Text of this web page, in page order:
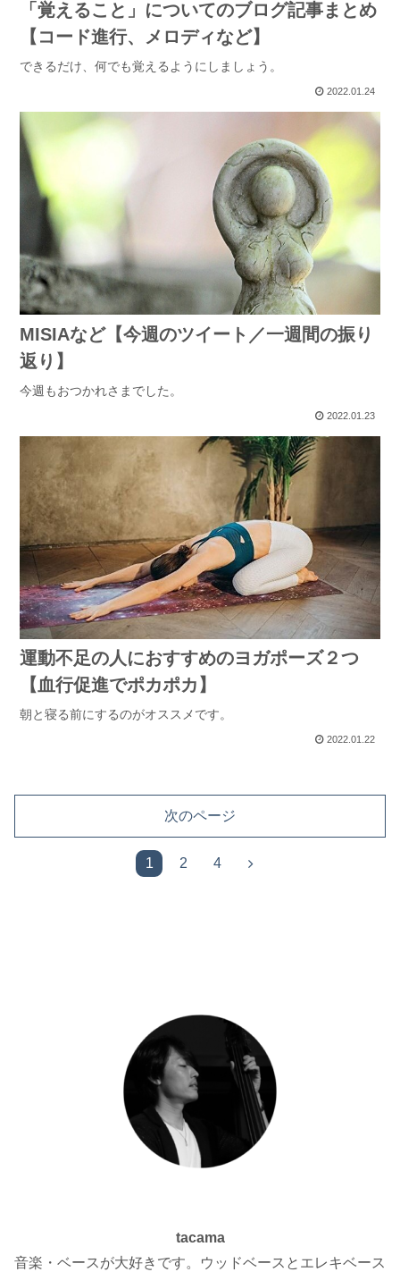
「覚えること」についてのブログ記事まとめ
【コード進行、メロディなど】
できるだけ、何でも覚えるようにしましょう。
2022.01.24
MISIAなど【今週のツイート／一週間の振り
返り】
今週もおつかれさまでした。
2022.01.23
運動不足の人におすすめのヨガポーズ２つ
【血行促進でポカポカ】
朝と寝る前にするのがオススメです。
2022.01.22
次のページ
1 2 4
次
tacama
音楽・ベースが大好きです。ウッドベースとエレキベース